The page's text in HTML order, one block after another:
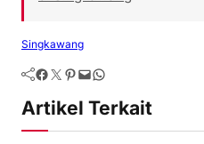
Singkawang
Artikel Terkait